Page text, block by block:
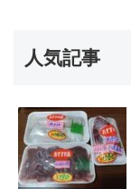
人気記事